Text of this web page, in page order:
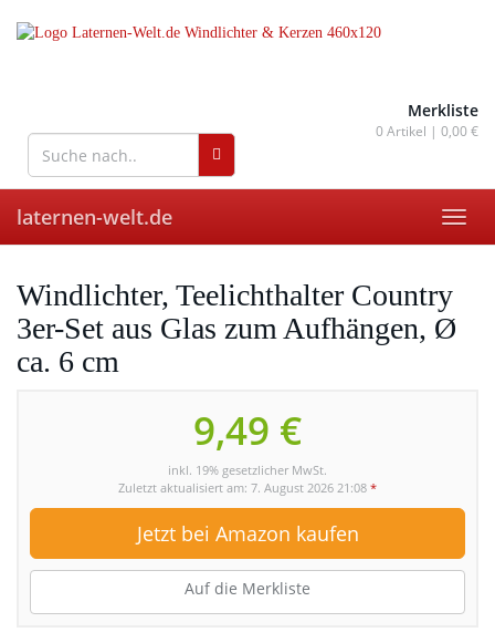
Merkliste
0Artikel | 0,00 €
laternen-welt.de
Windlichter, Teelichthalter Country
3er-Set aus Glas zum Aufhängen, Ø
ca. 6 cm
9,49 €
inkl. 19% gesetzlicher MwSt.
Zuletzt aktualisiert am: 7. August 2026 21:08 *
Jetzt bei Amazon kaufen
Auf die Merkliste